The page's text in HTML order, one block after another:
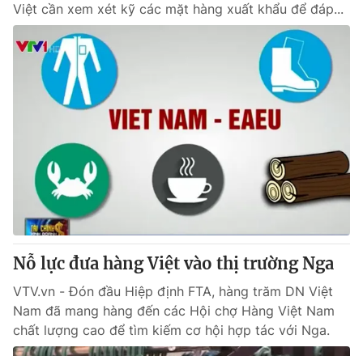
Việt cần xem xét kỹ các mặt hàng xuất khẩu để đáp...
Nỗ lực đưa hàng Việt vào thị trường Nga
VTV.vn - Đón đầu Hiệp định FTA, hàng trăm DN Việt
Nam đã mang hàng đến các Hội chợ Hàng Việt Nam
chất lượng cao để tìm kiếm cơ hội hợp tác với Nga.